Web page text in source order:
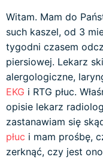
Witam. Mam do
such kaszel, od 3
tygodni czasem
piersiowej. Lekarz
alergologiczne,
EKG i RTG płuc.
opisie lekarz
zastanawiam się
płuc i mam prośbę,
zerknąć, czy jest